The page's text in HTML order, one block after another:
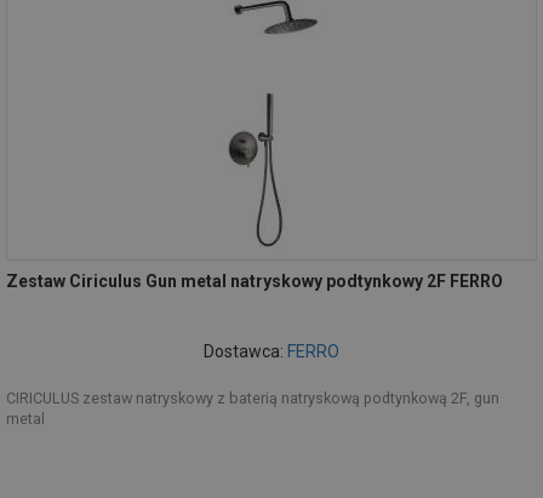
Zestaw Ciriculus Gun metal natryskowy podtynkowy 2F FERRO
Dostawca: FERRO
CIRICULUS zestaw natryskowy z baterią natryskową podtynkową 2F, gun
metal